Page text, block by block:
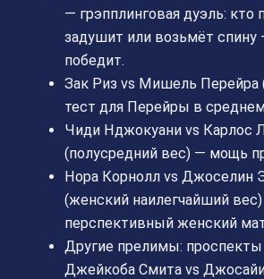
— грэпплинговая дуэль:
задушит или возьмёт спину
победит.
Зак Риз vs Мишель Перейра
тест для Перейры в
Чиди Нджокуани vs Карлос
(полусредний вес) — мощь
Нора Корнолл vs Джоселин
(женский наилегчайший
перспективный женский
Другие прелимы:
Джейкоба Смита vs